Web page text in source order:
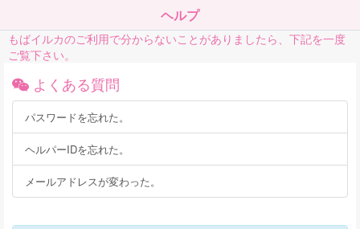
ヘルプ
もばイルカのご利用で分からないことがありましたら、下記を一度
ご覧下さい。
よくある質問
パスワードを忘れた。
ヘルパーIDを忘れた。
メールアドレスが変わった。